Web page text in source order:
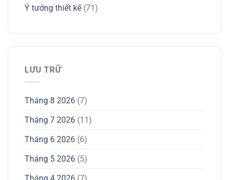
Ý tưởng thiết kế(71)
LƯU TRỮ
Tháng 8 2026 (7)
Tháng 7 2026 (11)
Tháng 6 2026 (6)
Tháng 5 2026 (5)